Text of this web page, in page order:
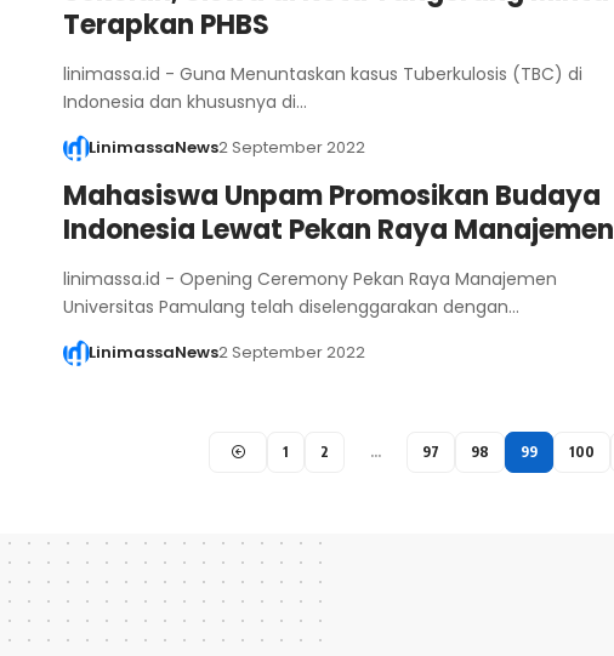
Terapkan PHBS
linimassa.id - Guna Menuntaskan kasus Tuberkulosis (TBC) di
Indonesia dan khususnya di…
LinimassaNews2 September 2022
Mahasiswa Unpam Promosikan Budaya
Indonesia Lewat Pekan Raya Manajemen
linimassa.id - Opening Ceremony Pekan Raya Manajemen
Universitas Pamulang telah diselenggarakan dengan…
LinimassaNews2 September 2022
1 2 … 97 98 99 100